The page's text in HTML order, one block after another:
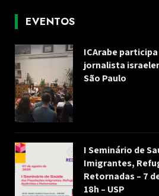
EVENTOS
ICArabe
jornalista
São Paulo
I Seminário de
Imigrantes,
Retornadas – 7
18h – USP